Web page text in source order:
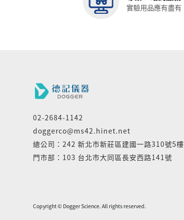
實驗用品應有盡有
02-2684-1142
doggerco@ms42.hinet.net
總公司：242 新北市新莊區建國一路310號5樓
門市部：103 台北市大同區長安西路141號
Copyright © Dogger Science. All rights reserved.